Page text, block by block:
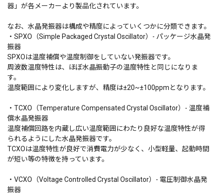
器」が各メーカーより製品化されています。
なお、水晶発振器は構成や精度によっていくつかに分類できます。
・SPXO（Simple Packaged Crystal Oscillator）- パッケージ水晶発
振器
SPXOは温度補償や温度制御をしていない発振器です。
周波数温度特性は、ほぼ水晶振動子の温度特性と同じになりま
す。
温度範囲により変化しますが、精度は±20~±100ppmとなります。
・TCXO（Temperature Compensated Crystal Oscillator）- 温度補
償水晶発振器
温度補償回路を内蔵し広い温度範囲にわたり良好な温度特性が得
られるようにした水晶発振器です。
TCXOは温度特性が良好で消費電力が少なく、小型軽量、起動時間
が短い等の特徴を持っています。
・VCXO（Voltage Controlled Crystal Oscillator）- 電圧制御水晶発
振器